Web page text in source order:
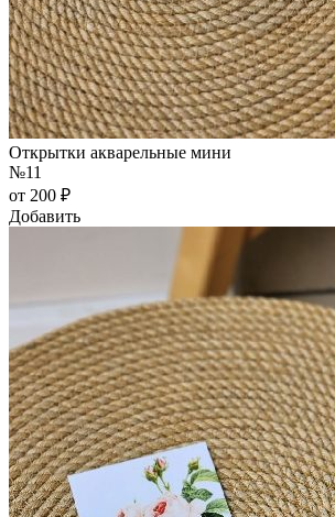
Открытки акварельные мини
№11
от 200 ₽
Добавить